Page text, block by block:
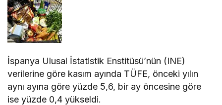
İspanya Ulusal İstatistik Enstitüsü’nün (INE)
verilerine göre kasım ayında TÜFE, önceki yılın
aynı ayına göre yüzde 5,6, bir ay öncesine göre
ise yüzde 0,4 yükseldi.